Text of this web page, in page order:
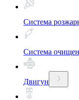
Система
Система
Двигун